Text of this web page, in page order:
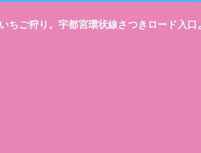
ちご狩り。宇都宮環状線さつきロード入口